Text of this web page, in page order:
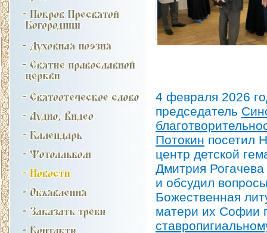
4 февраля 2026
председатель
Потокин посетил
центр детской
Дмитрия Рогачева
и обсудил
Божественная
матери их Софии